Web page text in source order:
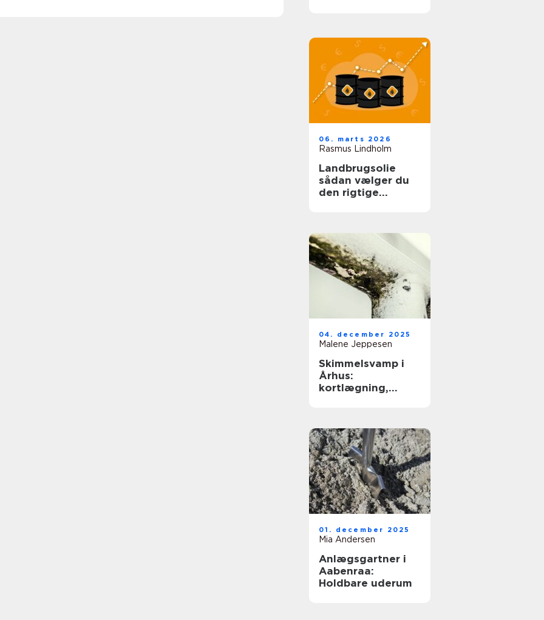
06. marts 2026
Rasmus Lindholm
Landbrugsolie
sådan vælger du
den rigtige
04. december 2025
Malene Jeppesen
Skimmelsvamp i
Århus:
kortlægning,
01. december 2025
Mia Andersen
Anlægsgartner i
Aabenraa:
Holdbare uderum